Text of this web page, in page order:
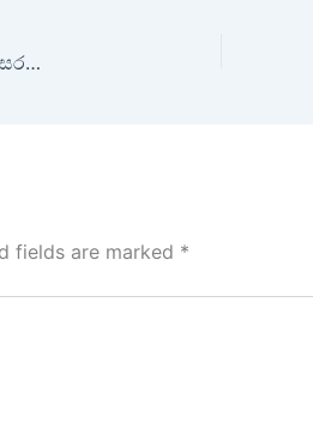
සමුධි ටේ්‍රඩිං සහ AMARON ශ්‍රී ලංකාව බලගැන්වීමේ 20 වසරක අභිමානය සනිටුහන් කරයි
fields are marked *